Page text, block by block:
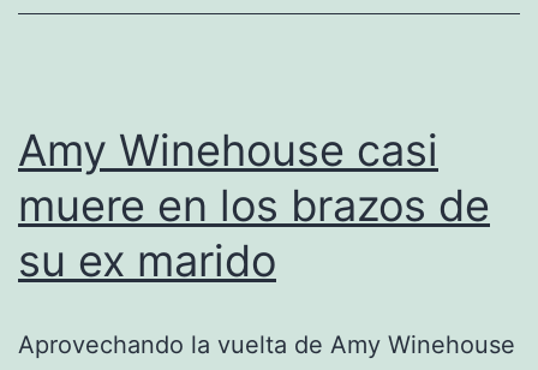
Amy Winehouse casi
muere en los brazos de
su ex marido
Aprovechando la vuelta de Amy Winehouse